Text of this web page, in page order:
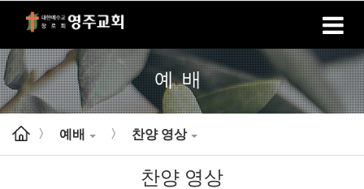
홈 로그인 회원가입
예배
> 예배 > 찬양 영상
찬양 영상